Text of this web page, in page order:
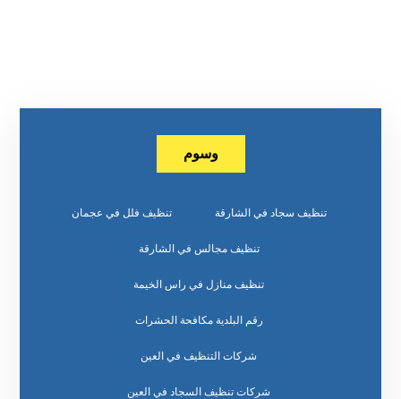
وسوم
تنظيف سجاد في الشارقة تنظيف فلل في عجمان
تنظيف مجالس في الشارقة
تنظيف منازل في راس الخيمة
رقم البلدية مكافحة الحشرات
شركات التنظيف في العين
شركات تنظيف السجاد في العين